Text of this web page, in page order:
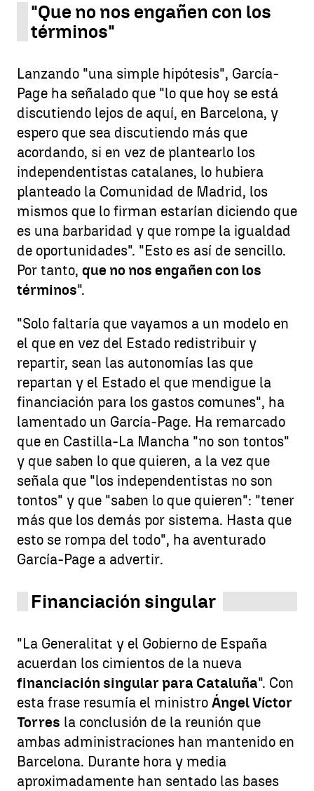
"Que no nos engañen con los
términos"
Lanzando "una simple hipótesis", García-
Page ha señalado que "lo que hoy se está
discutiendo lejos de aquí, en Barcelona, y
espero que sea discutiendo más que
acordando, si en vez de plantearlo los
independentistas catalanes, lo hubiera
planteado la Comunidad de Madrid, los
mismos que lo firman estarían diciendo que
es una barbaridad y que rompe la igualdad
de oportunidades". "Esto es así de sencillo.
Por tanto, que no nos engañen con los
términos".
"Solo faltaría que vayamos a un modelo en
el que en vez del Estado redistribuir y
repartir, sean las autonomías las que
repartan y el Estado el que mendigue la
financiación para los gastos comunes", ha
lamentado un García-Page. Ha remarcado
que en Castilla-La Mancha "no son tontos"
y que saben lo que quieren, a la vez que
señala que "los independentistas no son
tontos" y que "saben lo que quieren": "tener
más que los demás por sistema. Hasta que
esto se rompa del todo", ha aventurado
García-Page a advertir.
Financiación singular
"La Generalitat y el Gobierno de España
acuerdan los cimientos de la nueva
financiación singular para Cataluña". Con
esta frase resumía el ministro Ángel Víctor
Torres la conclusión de la reunión que
ambas administraciones han mantenido en
Barcelona. Durante hora y media
aproximadamente han sentado las bases